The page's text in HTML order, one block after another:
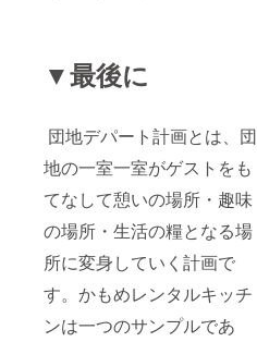
▼最後に
団地デパート計画とは、団
地の一室一室がゲストをも
てなして憩いの場所・趣味
の場所・生活の糧となる場
所に変身していく計画で
す。かもめレンタルキッチ
ンは一つのサンプルであ